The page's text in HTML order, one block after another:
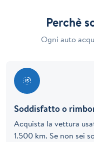
Perchè
Ogni auto
Soddisfatto o
Acquista la vettura
1.500 km. Se non sei